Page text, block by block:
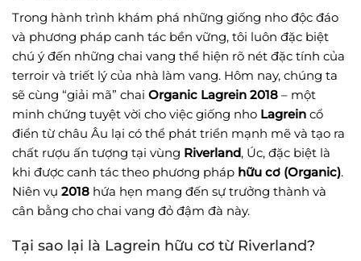
Trong hành trình khám phá những giống nho độc đáo
và phương pháp canh tác bền vững, tôi luôn đặc biệt
chú ý đến những chai vang thể hiện rõ nét đặc tính của
terroir và triết lý của nhà làm vang. Hôm nay, chúng ta
sẽ cùng “giải mã” chai Organic Lagrein 2018 – một
minh chứng tuyệt vời cho việc giống nho Lagrein cổ
điển từ châu Âu lại có thể phát triển mạnh mẽ và tạo ra
chất rượu ấn tượng tại vùng Riverland, Úc, đặc biệt là
khi được canh tác theo phương pháp hữu cơ (Organic).
Niên vụ 2018 hứa hẹn mang đến sự trưởng thành và
cân bằng cho chai vang đỏ đậm đà này.
Tại sao lại là Lagrein hữu cơ từ Riverland?